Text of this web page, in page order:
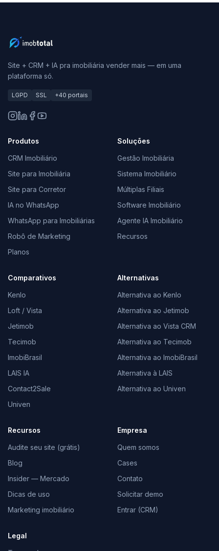
Site + CRM + IA pra imobiliária vender mais — em uma
plataforma só.
LGPD SSL +40 portais
Produtos
CRM Imobiliário
Site para Imobiliária
Site para Corretor
IA no WhatsApp
WhatsApp para Imobiliárias
Robô de Marketing
Planos
Soluções
Gestão Imobiliária
Sistema Imobiliário
Múltiplas Filiais
Software Imobiliário
Agente IA Imobiliário
Recursos
Comparativos
Kenlo
Loft / Vista
Jetimob
Tecimob
ImobiBrasil
LAIS IA
Contact2Sale
Univen
Alternativas
Alternativa ao Kenlo
Alternativa ao Jetimob
Alternativa ao Vista CRM
Alternativa ao Tecimob
Alternativa ao ImobiBrasil
Alternativa à LAIS
Alternativa ao Univen
Recursos
Audite seu site (grátis)
Blog
Insider — Mercado
Dicas de uso
Marketing imobiliário
Empresa
Quem somos
Cases
Contato
Solicitar demo
Entrar (CRM)
Legal